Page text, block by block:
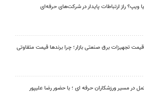
ویپ؟ راز ارتباطات پایدار در شرکت‌های حرفه‌ای
تجهیزات برق صنعتی بازار؛ چرا برندها قیمت متفاوتی
در مسیر ورزشکاران حرفه ای ؛ با حضور رضا علیپور